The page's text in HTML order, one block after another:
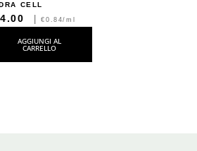
CELL
|€0.84/ml
AGGIUNGI AL
CARRELLO